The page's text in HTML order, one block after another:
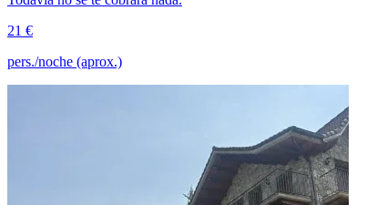
21 €
pers./noche (aprox.)